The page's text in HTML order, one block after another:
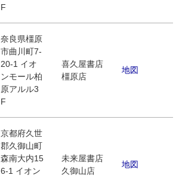
F
奈良県橿原
市曲川町7-
20-1 イオ
ンモール柏
原アルル3
F
喜久屋書店
橿原店
地図
京都府久世
郡久御山町
森南大内15
6-1 イオン
未来屋書店
久御山店
地図